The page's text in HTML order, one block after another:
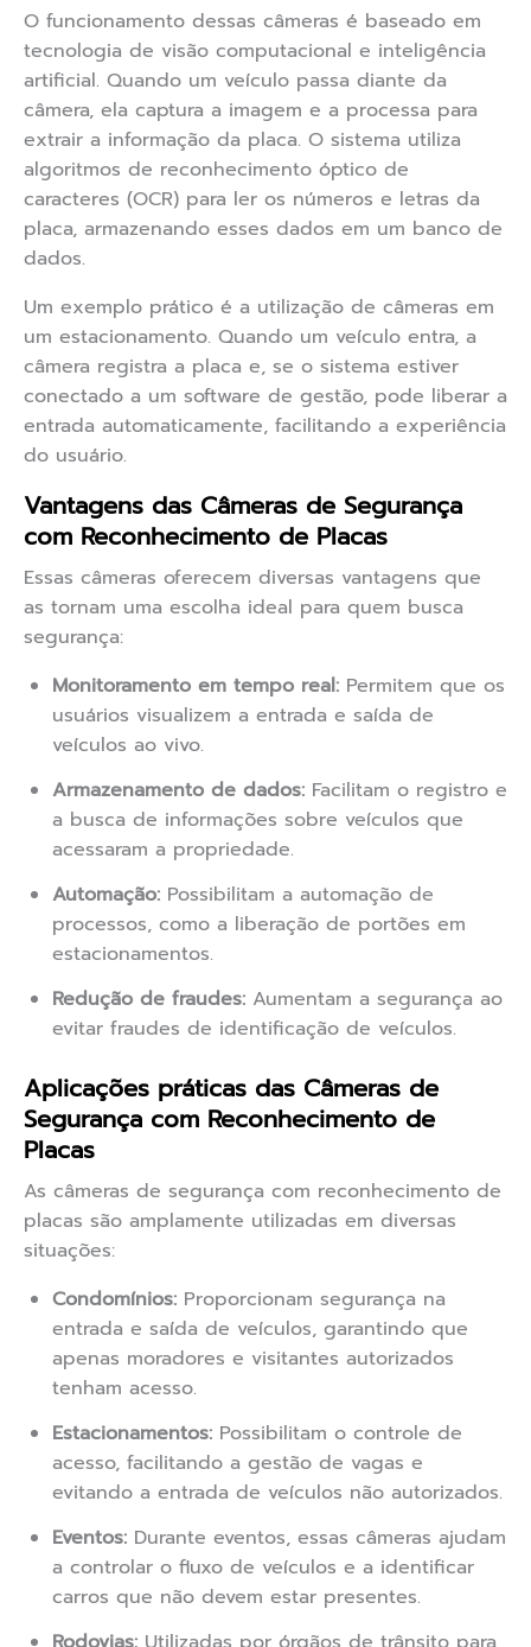
O funcionamento dessas câmeras é baseado em
tecnologia de visão computacional e inteligência
artificial. Quando um veículo passa diante da
câmera, ela captura a imagem e a processa para
extrair a informação da placa. O sistema utiliza
algoritmos de reconhecimento óptico de
caracteres (OCR) para ler os números e letras da
placa, armazenando esses dados em um banco de
dados.
Um exemplo prático é a utilização de câmeras em
um estacionamento. Quando um veículo entra, a
câmera registra a placa e, se o sistema estiver
conectado a um software de gestão, pode liberar a
entrada automaticamente, facilitando a experiência
do usuário.
Vantagens das Câmeras de Segurança
com Reconhecimento de Placas
Essas câmeras oferecem diversas vantagens que
as tornam uma escolha ideal para quem busca
segurança:
Monitoramento em tempo real: Permitem que os
usuários visualizem a entrada e saída de
veículos ao vivo.
Armazenamento de dados: Facilitam o registro e
a busca de informações sobre veículos que
acessaram a propriedade.
Automação: Possibilitam a automação de
processos, como a liberação de portões em
estacionamentos.
Redução de fraudes: Aumentam a segurança ao
evitar fraudes de identificação de veículos.
Aplicações práticas das Câmeras de
Segurança com Reconhecimento de
Placas
As câmeras de segurança com reconhecimento de
placas são amplamente utilizadas em diversas
situações:
Condomínios: Proporcionam segurança na
entrada e saída de veículos, garantindo que
apenas moradores e visitantes autorizados
tenham acesso.
Estacionamentos: Possibilitam o controle de
acesso, facilitando a gestão de vagas e
evitando a entrada de veículos não autorizados.
Eventos: Durante eventos, essas câmeras ajudam
a controlar o fluxo de veículos e a identificar
carros que não devem estar presentes.